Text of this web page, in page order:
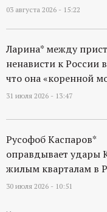
03 августа 2026 - 15:22
Ларина* между
ненависти к России
что она «коренной
31 июля 2026 - 13:47
Русофоб Каспаров*
оправдывает удары
жилым кварталам в
30 июля 2026 - 10:51